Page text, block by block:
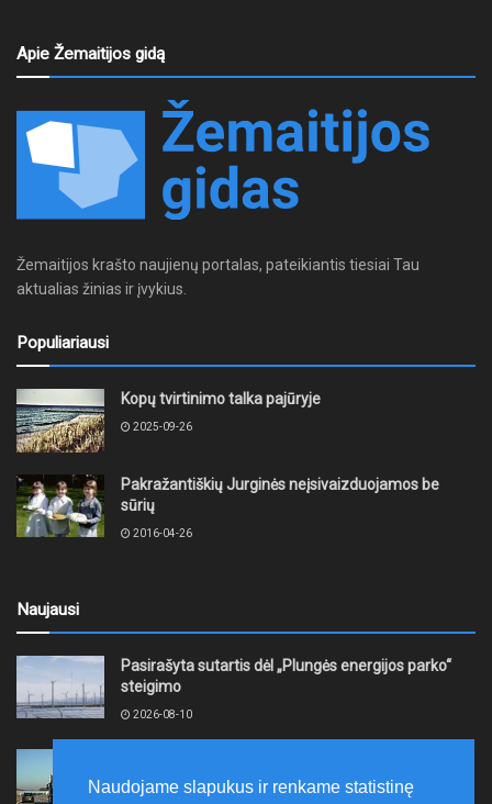
Apie Žemaitijos gidą
Žemaitijos krašto naujienų portalas, pateikiantis tiesiai Tau
aktualias žinias ir įvykius.
Populiariausi
Kopų tvirtinimo talka pajūryje
2025-09-26
Pakražantiškių Jurginės neįsivaizduojamos be
sūrių
2016-04-26
Naujausi
Pasirašyta sutartis dėl „Plungės energijos parko“
steigimo
2026-08-10
degalinėse sumažėjo
Naudojame slapukus ir renkame statistinę